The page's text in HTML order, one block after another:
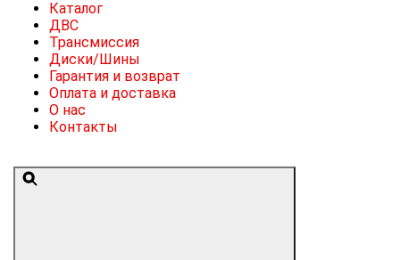
Каталог
ДВС
Трансмиссия
Диски/Шины
Гарантия и возврат
Оплата и доставка
О нас
Контакты